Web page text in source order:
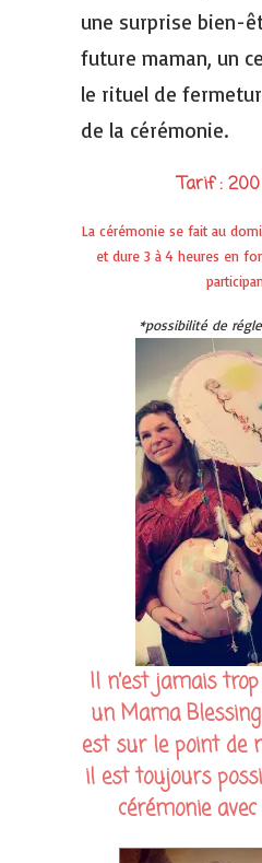
une surprise bien-
future maman, un
le rituel de
de la cérémonie.
Tarif :
La cérémonie se fait au
et dure 3 à 4 heures en
*possibilité de
Il n’est jamais
un Mama
est sur le point de
il est toujours
cérémonie